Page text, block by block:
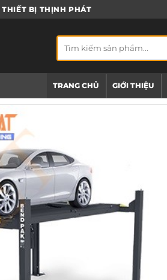
THIẾT BỊ THỊNH PHÁT
kiếm:
TRANG CHỦ GIỚI THIỆU